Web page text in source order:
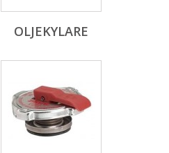
OLJEKYLARE